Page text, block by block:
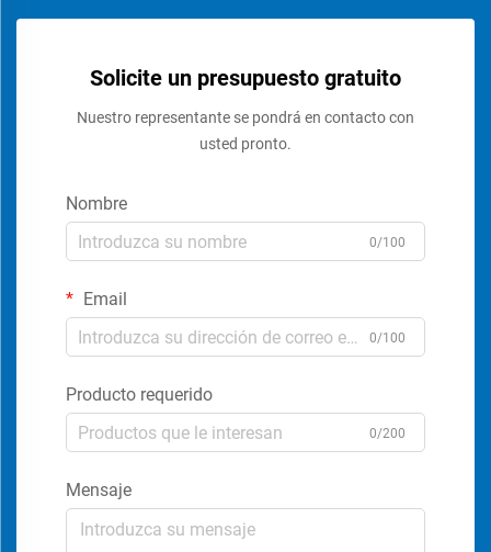
Solicite un presupuesto gratuito
Nuestro representante se pondrá en contacto con
usted pronto.
Nombre
0/100
Email
0/100
Producto requerido
0/200
Mensaje